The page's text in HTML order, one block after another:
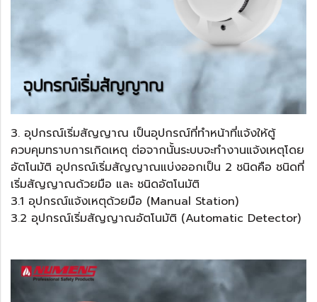
3. อุปกรณ์เริ่มสัญญาณ เป็นอุปกรณ์ที่ทำหน้าที่แจ้งให้ตู้
ควบคุมทราบการเกิดเหตุ ต่อจากนั้นระบบจะทำงานแจ้งเหตุโดย
อัตโนมัติ อุปกรณ์เริ่มสัญญาณแบ่งออกเป็น 2 ชนิดคือ ชนิดที่
เริ่มสัญญาณด้วยมือ และ ชนิดอัตโนมัติ
3.1 อุปกรณ์แจ้งเหตุด้วยมือ (Manual Station)
3.2 อุปกรณ์เริ่มสัญญาณอัตโนมัติ (Automatic Detector)